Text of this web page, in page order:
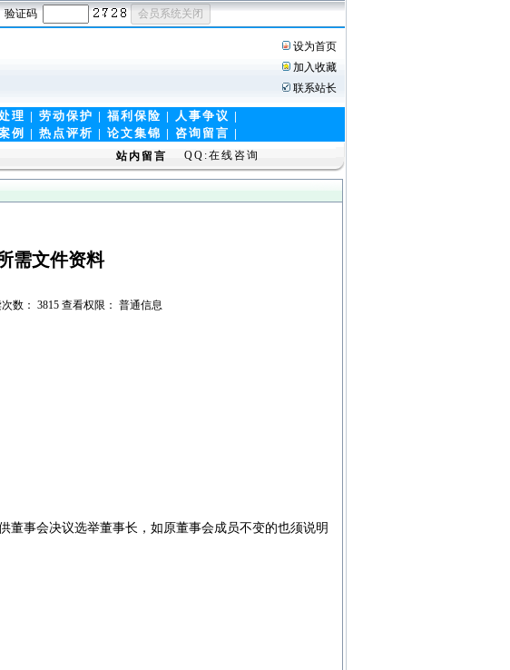
验证码
设为首页
加入收藏
联系站长
理 | 劳动保护 | 福利保险 | 人事争议 |
例 | 热点评析 | 论文集锦 | 咨询留言 |
站内留言 QQ:在线咨询
需文件资料
数： 3815 查看权限： 普通信息
事会决议选举董事长，如原董事会成员不变的也须说明